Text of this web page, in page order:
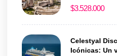
$3.528.000
Celestyal
Icónicas: Un